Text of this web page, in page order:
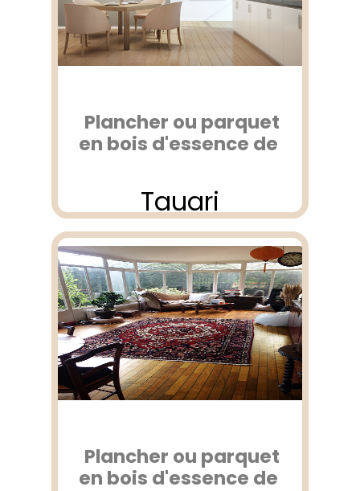
Plancher ou parquet
en bois d'essence de
Tauari
Plancher ou parquet
en bois d'essence de